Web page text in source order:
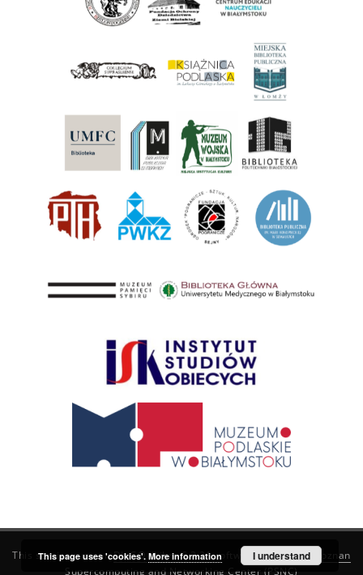
This service runs onDInGO dLibra 6.3.21software created by
Poznan
Supercomputing and Networking Center (PSNC)
This page uses 'cookies'. More information I understand